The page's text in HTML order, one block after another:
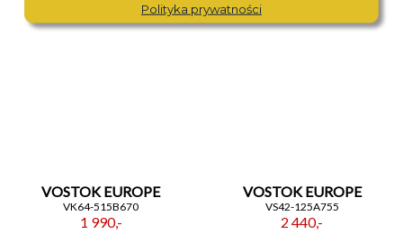
VOSTOK EUROPE
VK64-515B670
1 990,-
VOSTOK EUROPE
VS42-125A755
2 440,-
Polityka prywatności